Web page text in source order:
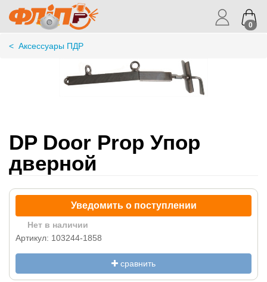
0
< Аксессуары ПДР
DP Door Prop Упор
дверной
Уведомить о поступлении
Нет в наличии
Артикул: 103244-1858
сравнить